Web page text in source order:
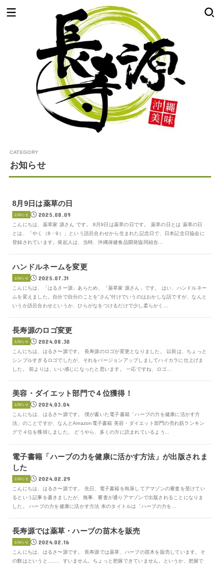
お知らせ
8月9日は薬草の日
お知らせ 2025.08.09
こんにちは、薬草家 源さん です。 8月9日は薬草の日です。 薬草の日とは 薬草の日
とは、「やく（8・9）」という語呂合わせから生まれた記念日で、日本記念日協会に
登録されています。発起人は、当時、沖縄保健食品開発協同組合...
ハンドルネームを変更
お知らせ 2025.07.31
こんにちは、「はるさー源」あらため、「薬草家 源さん」です。 はい、ハンドルネー
ムを変えました。自分で自分のことを”さん”付けでいうのはおかしな話ですが、なんと
いうか語呂合わせというか、ひらがなをつけるだけで少し柔らかく...
長寿源のロゴ変更
お知らせ 2024.08.30
こんにちは、はるさ〜源です。 長寿源のロゴが変更となりました。 以前は、ちょっと
シンプルすぎるロゴでしたが、それをバージョンアップしましてハイカラに仕上げま
した。 前よりは、いい感じになったと思います。 一応ですね、ロゴ...
美容・ダイエット部門で４位獲得！
お知らせ 2024.03.04
こんにちは、はるさ〜源です。 僕が書いた電子書籍「ハーブの力を健康に活かす方
法」のことですが、なんとAmazon電子書籍 美容・ダイエット部門の売れ筋ランキン
グで４位を獲得しました。 どうやら、多くの方に読まれているよう...
電子書籍「ハーブの力を健康に活かす方法」が出版されま
した
お知らせ 2024.02.29
こんにちは、はるさ〜源です。 先日、電子書籍を執筆してアマゾンの審査を受けてい
るという記事を書きましたが、無事、審査が通りアマゾンで出版されることになりま
した。 ハーブの力を健康に活かす方法 本のタイトルは「ハーブの力を...
長寿源では薬草・ハーブの苗木を販売
お知らせ 2024.02.16
こんにちは、はるさ〜源です。 長寿源では薬草、ハーブの苗木を販売しています。そ
の数はというと……、すいません。ちょっと把握できていません。というか、把握で